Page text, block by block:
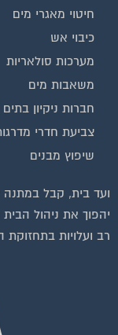
חיטוי מאגרי מים
כיבוי אש
מערכות סולאריות
משאבות מים
חברות ניקיון
צביעת חדרי
שיפוץ מבנים
ועד בית, קבל
יהפוך את ניהול
רב ועלויות בתחזוקת
להצטרפות לחצו על